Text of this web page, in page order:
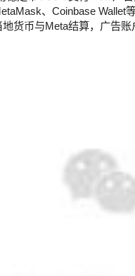
、Coinbase Wallet
货币与Meta结算，广告